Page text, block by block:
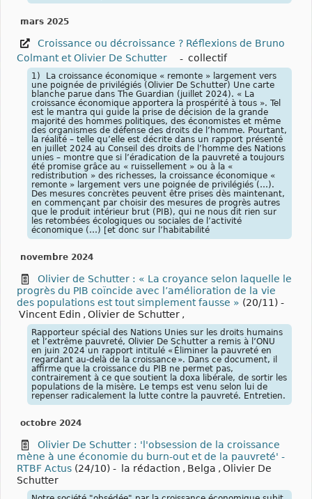
mars 2025
Croissance ou décroissance ? Réflexions de Bruno
Colmant et Olivier De Schutter
- collectif
1) La croissance économique « remonte » largement vers
une poignée de privilégiés (Olivier De Schutter) Une carte
blanche parue dans The Guardian (juillet 2024). « La
croissance économique apportera la prospérité à tous ». Tel
est le mantra qui guide la prise de décision de la grande
majorité des hommes politiques, des économistes et même
des organismes de défense des droits de l’homme. Pourtant,
la réalité – telle qu’elle est décrite dans un rapport présenté
en juillet 2024 au Conseil des droits de l’homme des Nations
unies – montre que si l’éradication de la pauvreté a toujours
été promise grâce au « ruissellement » ou à la «
redistribution » des richesses, la croissance économique «
remonte » largement vers une poignée de privilégiés (…).
Des mesures concrètes peuvent être prises dès maintenant,
en commençant par choisir des mesures de progrès autres
que le produit intérieur brut (PIB), qui ne nous dit rien sur
les retombées écologiques ou sociales de l’activité
économique (…) [et donc sur l’habitabilité
novembre 2024
Olivier de Schutter : « La croyance selon laquelle le
progrès du PIB coïncide avec l’amélioration de la vie
des populations est tout simplement fausse » (20/11) -
Vincent Edin , Olivier de Schutter ,
Rapporteur spécial des Nations Unies sur les droits humains
et l’extrême pauvreté, Olivier De Schutter a remis à l’ONU
en juin 2024 un rapport intitulé « Éliminer la pauvreté en
regardant au-delà de la croissance ». Dans ce document, il
affirme que la croissance du PIB ne permet pas,
contrairement à ce que soutient la doxa libérale, de sortir les
populations de la misère. Le temps est venu selon lui de
repenser radicalement la lutte contre la pauvreté. Entretien.
octobre 2024
Olivier De Schutter : 'l'obsession de la croissance
mène à une économie du burn-out et de la pauvreté' -
RTBF Actus (24/10) - la rédaction , Belga , Olivier De
Schutter